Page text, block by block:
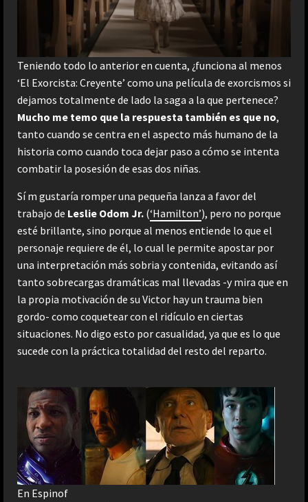
Teniendo todo lo anterior en cuenta, ¿funciona al menos
‘El Exorcista: Creyente’ como una película de exorcismos si
dejamos totalmente de lado la saga a la que pertenece?
Mucho me temo que la respuesta también es que no,
tanto cuando se centra en el aspecto más humano de la
historia como cuando toca dejar paso a cómo se intenta
combatir la posesión de esas dos niñas.
Sí m gustaría romper una pequeña lanza a favor del
trabajo de Leslie Odom Jr. (‘Hamilton’), pero no porque
esté brillante, sino porque al menos entiende lo que el
personaje requiere de él, lo cual le permite apostar por
una interpretación más sobria y contenida, evitando así
tanto sobrecargas dramáticas mal llevadas -y mira que en
la propia motivación de su Victor hay un trauma bien
gordo- como coquetear con el ridículo en ciertas
situaciones. No digo esto por casualidad, ya que es lo que
sucede con la práctica totalidad del resto del reparto.
En Espinof